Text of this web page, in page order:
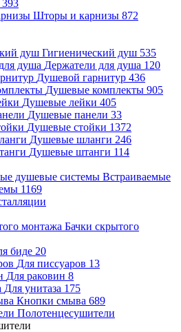
393
Шторы и карнизы 872
Гигиенический душ 535
Держатели для душа 120
Душевой гарнитур 436
Душевые комплекты 905
Душевые лейки 405
Душевые панели 33
Душевые стойки 1372
Душевые шланги 246
Душевые штанги 114
Встраиваемые
1169
Бачки скрытого
биде 20
Для писсуаров 13
Для раковин 8
Для унитаза 175
Кнопки смыва 689
Полотенцесушители